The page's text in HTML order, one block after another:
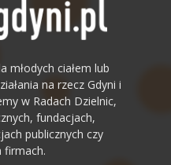
młodych ciałem lub
na rzecz Gdyni i
w Radach Dzielnic,
fundacjach,
publicznych czy
firmach.